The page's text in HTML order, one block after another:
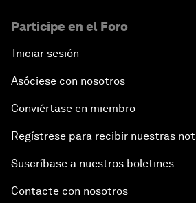
A Conversation with Adel Al
Security
An Insight, An Idea with Shakira
Participe en el Foro
Iniciar sesión
Asóciese con nosotros
Conviértase en miembro
Regístrese para recibir nuestras
Suscríbase a nuestros boletines
Contacte con nosotros